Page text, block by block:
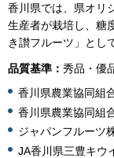
香川県では、県オリ
生産者が栽培し、糖
き讃フルーツ」とし
品質基準： 秀品・優
香川県農業協同組
香川県農業協同組
ジャパンフルー
JA香川県三豊キウ